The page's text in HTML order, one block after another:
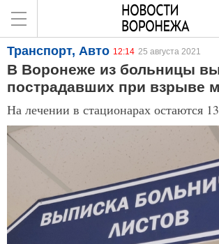
Транспорт, Авто 12:14 25 августа 2021
В Воронеже из больницы
пострадавших при взрыве
На лечении в стационарах остаются